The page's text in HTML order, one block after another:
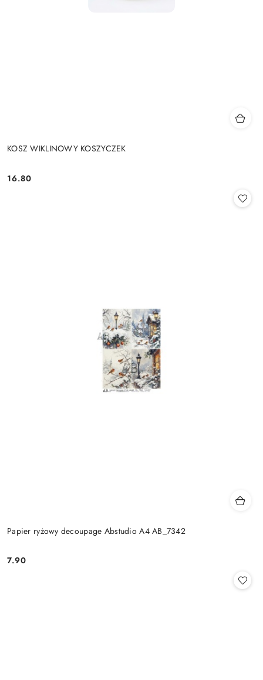
KOSZ WIKLINOWY KOSZYCZEK
Cena:
16.80
Papier ryżowy decoupage Abstudio A4 AB_7342
Cena:
7.90